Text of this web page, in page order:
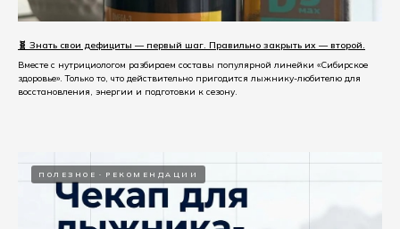
🧬 Знать свои дефициты — первый шаг. Правильно закрыть их — второй.
Вместе с нутрициологом разбираем составы популярной линейки «Сибирское
здоровье». Только то, что действительно пригодится лыжнику-любителю для
восстановления, энергии и подготовки к сезону.
ПОЛЕЗНОЕ РЕКОМЕНДАЦИИ